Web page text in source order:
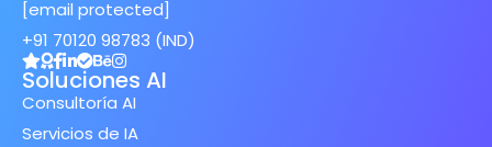
[email protected]
+91 70120 98783 (IND)
Soluciones AI
Consultoría AI
Servicios de IA